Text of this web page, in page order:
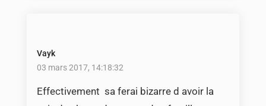
Vayk
03 mars 2017, 14:18:32
Effectivement sa ferai bizarre d avoir la